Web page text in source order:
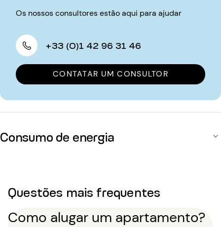
Os nossos consultores estão aqui para ajudar
+33 (0)1 42 96 31 46
CONTATAR UM CONSULTOR
Consumo de energia
Questões mais frequentes
Como alugar um apartamento?